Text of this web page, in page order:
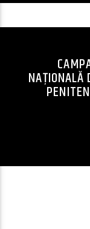
NAȚIONALĂ